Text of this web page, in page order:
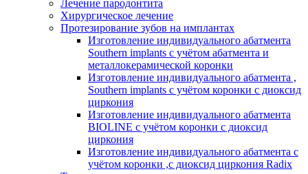
Лечение пародонтита
Хирургическое лечение
Протезирование зубов на имплантах
Изготовление индивидуального абатмента
Southern implants с учётом абатмента и
металлокерамической коронки
Изготовление индивидуального абатмента ,
Southern implants с учётом коронки с диоксид
циркония
Изготовление индивидуального абатмента
BIOLINE с учётом коронки с диоксид
циркония
Изготовление индивидуального абатмента с
учётом коронки ,с диоксид циркония Radix